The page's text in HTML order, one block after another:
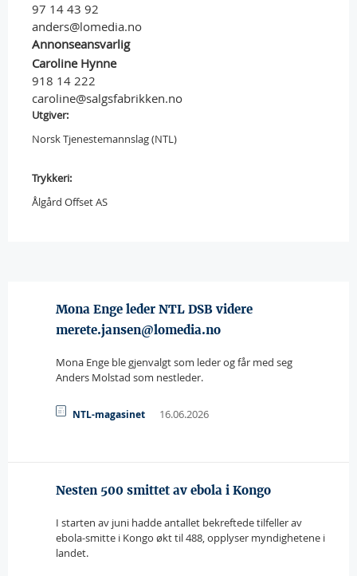
97 14 43 92
anders@lomedia.no
Annonseansvarlig
Caroline Hynne
918 14 222
caroline@salgsfabrikken.no
Utgiver:
Norsk Tjenestemannslag (NTL)
Trykkeri:
Ålgård Offset AS
Mona Enge leder NTL DSB videre
merete.jansen@lomedia.no
Mona Enge ble gjenvalgt som leder og får med seg
Anders Molstad som nestleder.
NTL-magasinet 16.06.2026
Nesten 500 smittet av ebola i Kongo
I starten av juni hadde antallet bekreftede tilfeller av
ebola-smitte i Kongo økt til 488, opplyser myndighetene i
landet.